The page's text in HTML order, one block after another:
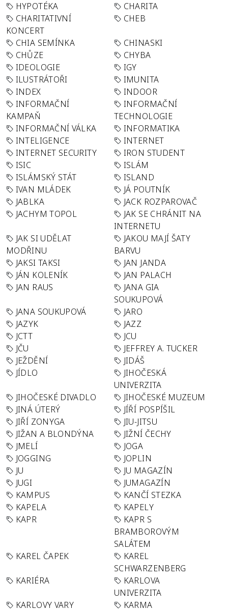
HYPOTÉKA
CHARITA
CHARITATIVNÍ
KONCERT
CHEB
CHIA SEMÍNKA
CHINASKI
CHŮZE
CHYBA
IDEOLOGIE
IGY
ILUSTRÁTOŘI
IMUNITA
INDEX
INDOOR
INFORMAČNÍ
KAMPAŇ
INFORMAČNÍ
TECHNOLOGIE
INFORMAČNÍ VÁLKA
INFORMATIKA
INTELIGENCE
INTERNET
INTERNET SECURITY
IRON STUDENT
ISIC
ISLÁM
ISLÁMSKÝ STÁT
ISLAND
IVAN MLÁDEK
JÁ POUTNÍK
JABLKA
JACK ROZPAROVAČ
JACHYM TOPOL
JAK SE CHRÁNIT NA
INTERNETU
JAK SI UDĚLAT
MODŘINU
JAKOU MAJÍ ŠATY
BARVU
JAKSI TAKSI
JAN JANDA
JÁN KOLENÍK
JAN PALACH
JAN RAUS
JANA GIA
SOUKUPOVÁ
JANA SOUKUPOVÁ
JARO
JAZYK
JAZZ
JCTT
JCU
JČU
JEFFREY A. TUCKER
JEŽDĚNÍ
JIDÁŠ
JÍDLO
JIHOČESKÁ
UNIVERZITA
JIHOČESKÉ DIVADLO
JIHOČESKÉ MUZEUM
JINÁ ÚTERÝ
JÍŘÍ POSPÍŠIL
JIŘÍ ZONYGA
JIU-JITSU
JIŽAN A BLONDÝNA
JIŽNÍ ČECHY
JMELÍ
JOGA
JOGGING
JOPLIN
JU
JU MAGAZÍN
JUGI
JUMAGAZÍN
KAMPUS
KANČÍ STEZKA
KAPELA
KAPELY
KAPR
KAPR S
BRAMBOROVÝM
SALÁTEM
KAREL ČAPEK
KAREL
SCHWARZENBERG
KARIÉRA
KARLOVA
UNIVERZITA
KARLOVY VARY
KARMA